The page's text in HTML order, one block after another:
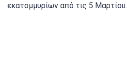
εκατομμυρίων από τις 5 Μαρτίου.